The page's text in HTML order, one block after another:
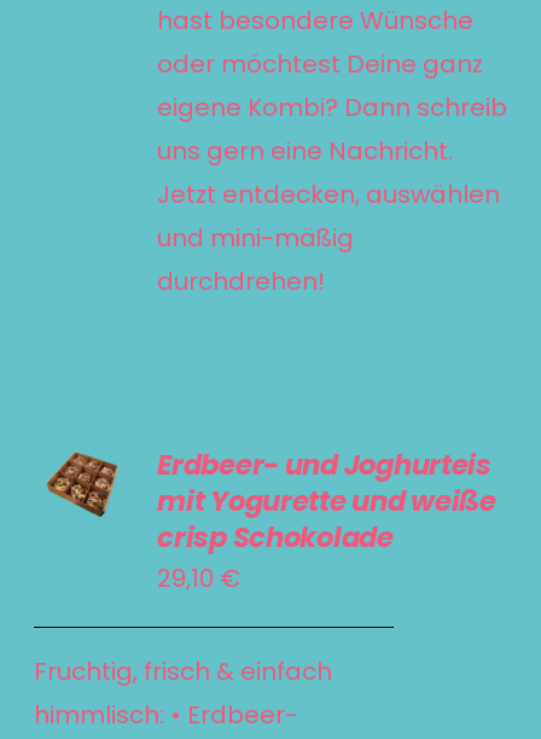
hast besondere Wünsche
oder möchtest Deine ganz
eigene Kombi? Dann schreib
uns gern eine Nachricht.
Jetzt entdecken, auswählen
und mini-mäßig
durchdrehen!
WARENKORB
/
Erdbeer- und Joghurteis
mit Yogurette und weiße
crisp Schokolade
29,10 €
Fruchtig, frisch & einfach
himmlisch: • Erdbeer-